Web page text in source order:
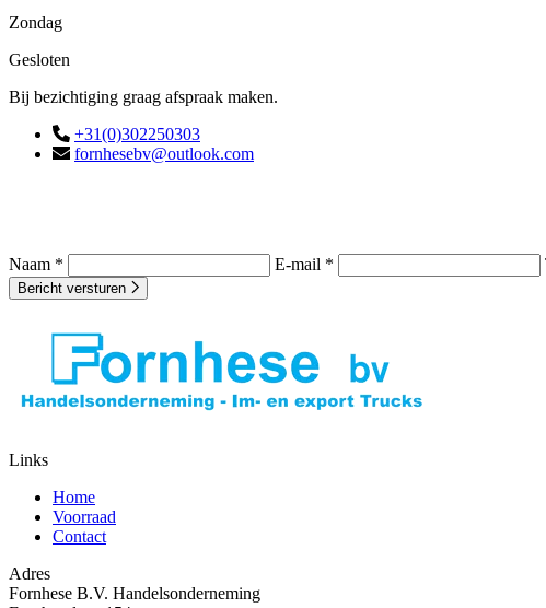
Zondag
Gesloten
Bij bezichtiging graag afspraak maken.
+31(0)302250303
fornhesebv@outlook.com
Naam * E-mail *
Bericht versturen
Links
Home
Voorraad
Contact
Adres
Fornhese B.V. Handelsonderneming